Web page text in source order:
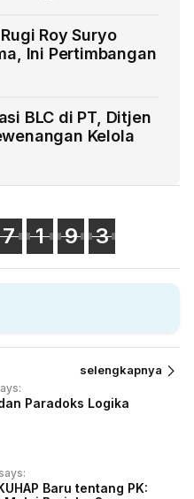
Roy Suryo
Ini Pertimbangan
BLC di PT, Ditjen
Kelola
7 1 9 3
selengkapnya
Paradoks Logika
Baru tentang PK: